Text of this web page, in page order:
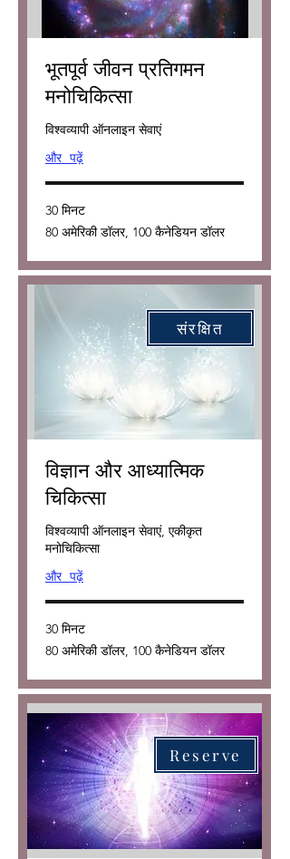
भूतपूर्व जीवन प्रतिगमन
मनोचिकित्सा
विश्वव्यापी ऑनलाइन सेवाएं
और पढ़ें
30 मिनट
80
अमेरिकी
कैनेडियन
80 अमेरिकी डॉलर, 100 कैनेडियन डॉलर
विज्ञान और आध्यात्मिक
चिकित्सा
विश्वव्यापी ऑनलाइन सेवाएं, एकीकृत
मनोचिकित्सा
और पढ़ें
30 मिनट
80
अमेरिकी
कैनेडियन
डॉलर
80 अमेरिकी डॉलर, 100 कैनेडियन डॉलर
संरक्षित
Reserve